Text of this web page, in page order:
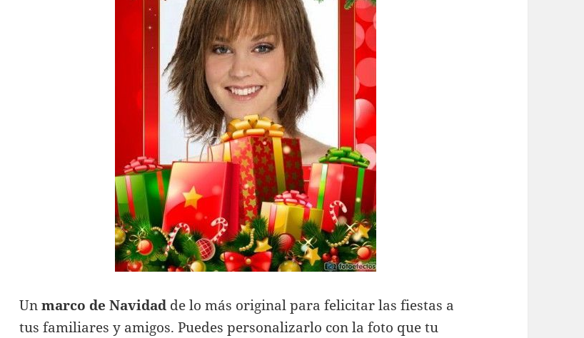
Unmarco de Navidad de lo más original para felicitar las fiestas a
tus familiares y amigos. Puedes personalizarlo con la foto que tu